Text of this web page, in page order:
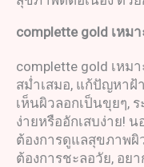
complette gold เหม
complette gold เห
สม่ำเสมอ, แก้ปัญหาฝ้
เห็นผิวลอกเป็นขุยๆ,
ง่ายหรืออักเสบง่าย!
ต้องการดูแลสุขภาพ
ต้องการชะลอวัย, อย